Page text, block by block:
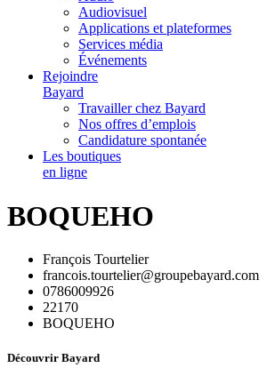
Audiovisuel
Applications et plateformes
Services média
Événements
Rejoindre
Bayard
Travailler chez Bayard
Nos offres d’emplois
Candidature spontanée
Les boutiques
en ligne
BOQUEHO
François Tourtelier
francois.tourtelier@groupebayard.com
0786009926
22170
BOQUEHO
Découvrir Bayard